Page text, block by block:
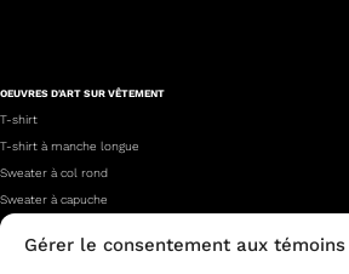
Gérer le consentement aux témoins
OEUVRES D'ART SUR VÊTEMENT
T-shirt
T-shirt à manche longue
Sweater à col rond
Sweater à capuche